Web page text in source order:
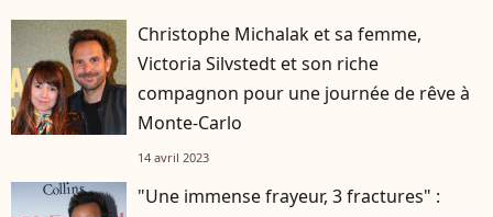
Christophe Michalak et sa femme,
Victoria Silvstedt et son riche
compagnon pour une journée de rêve à
Monte-Carlo
14 avril 2023
"Une immense frayeur, 3 fractures" :